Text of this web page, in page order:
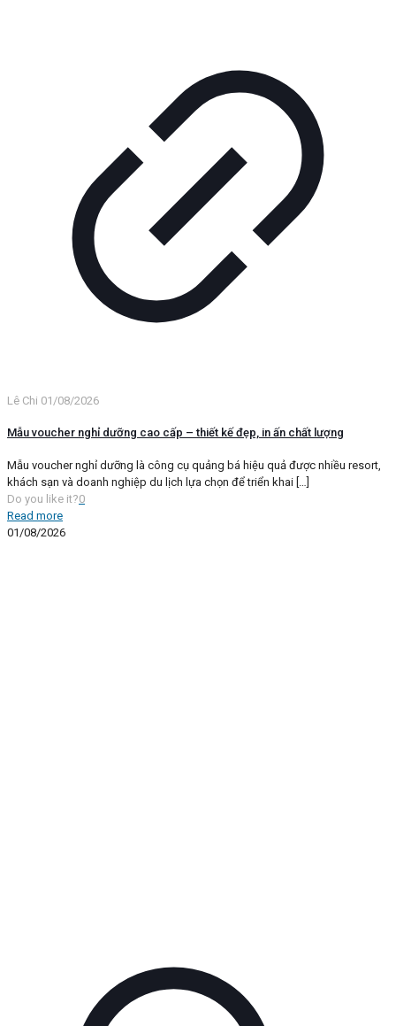
Lê Chi 01/08/2026
Mẫu voucher nghỉ dưỡng cao cấp – thiết kế đẹp, in ấn chất lượng
Mẫu voucher nghỉ dưỡng là công cụ quảng bá hiệu quả được nhiều resort,
khách sạn và doanh nghiệp du lịch lựa chọn để triển khai […]
Do you like it?0
Read more
01/08/2026